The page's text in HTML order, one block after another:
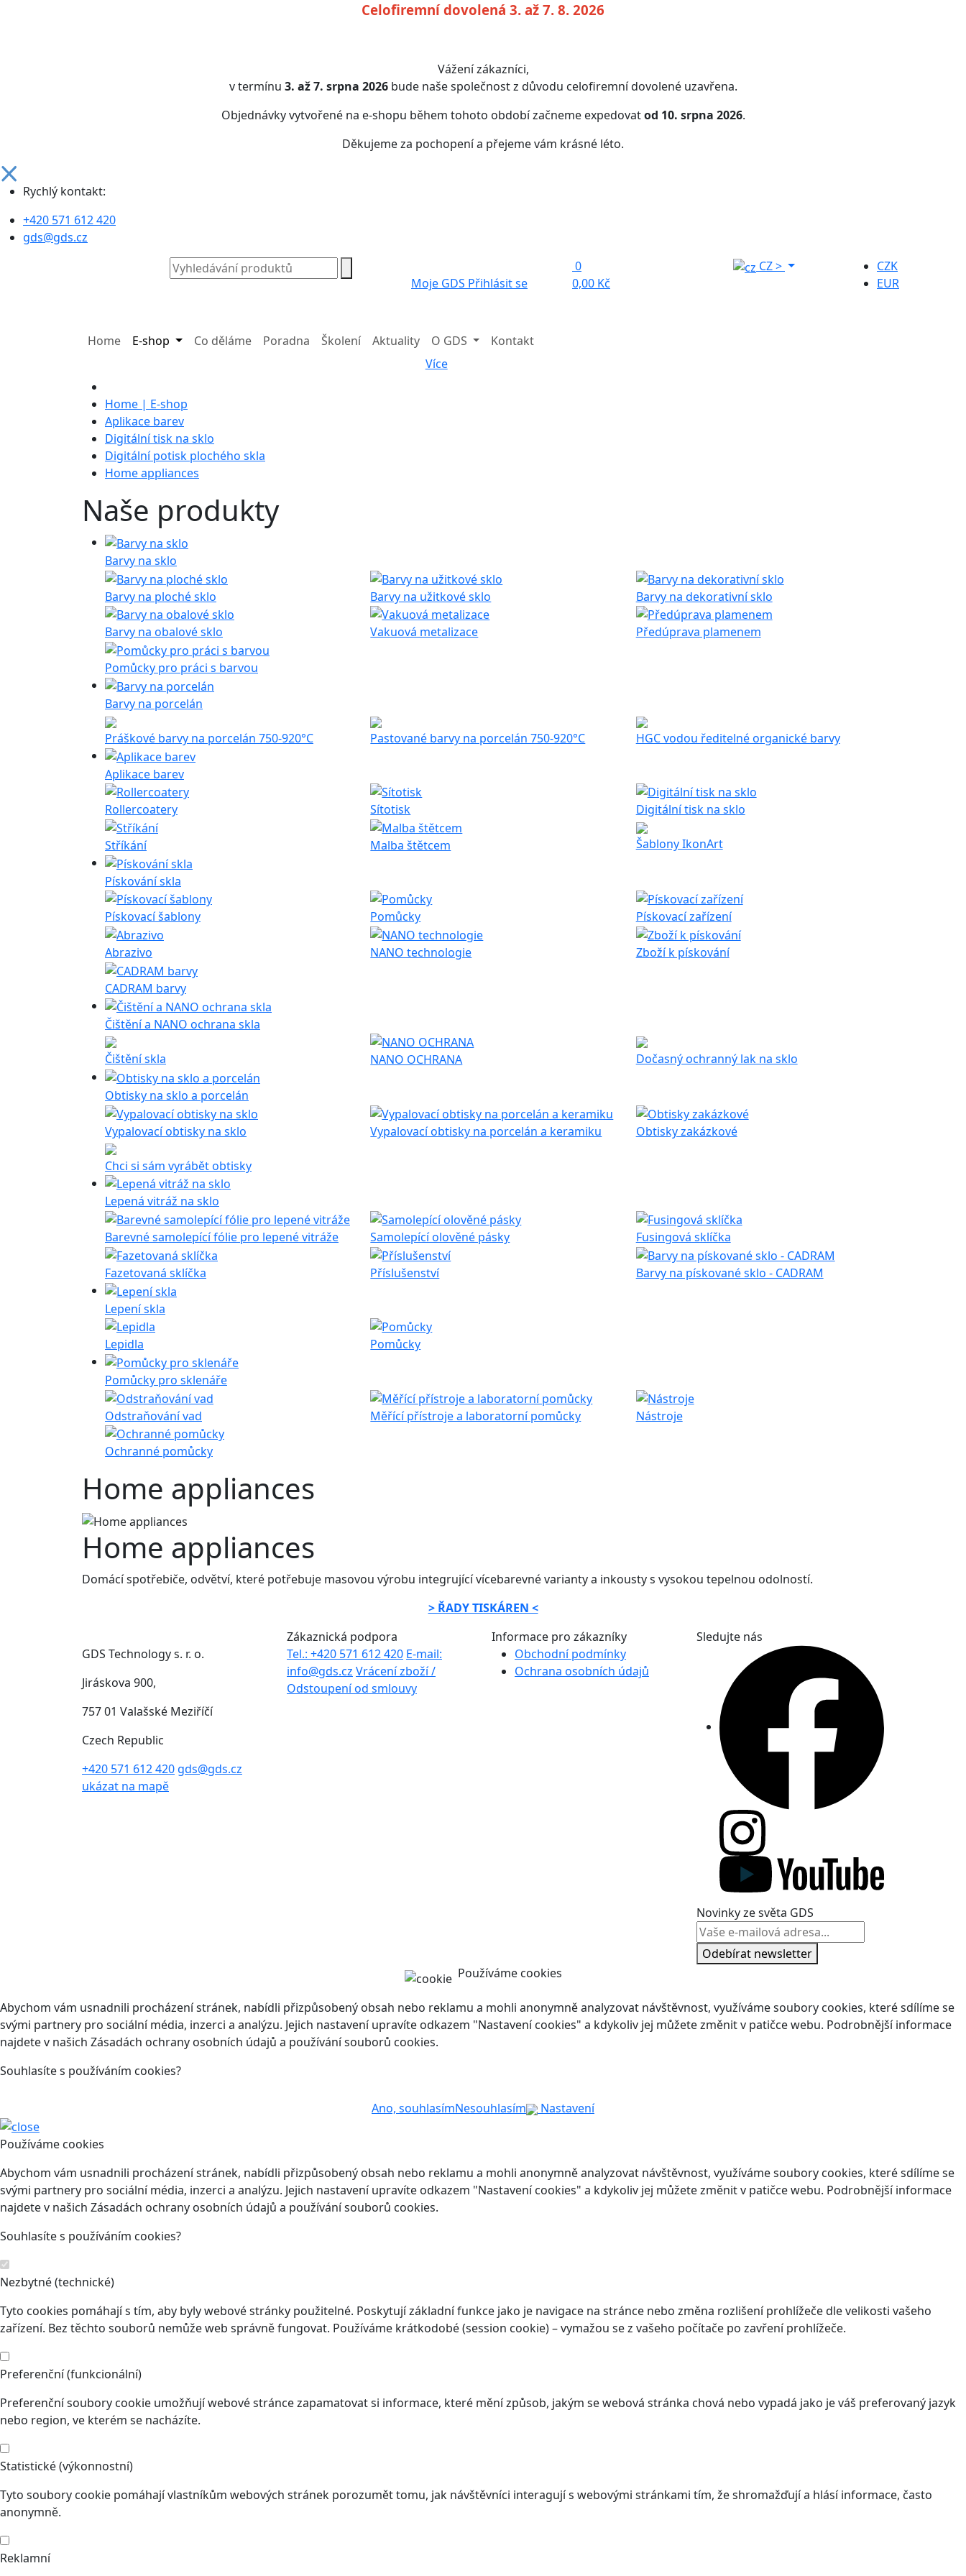
Celofiremní dovolená 3. až 7. 8. 2026
Vážení zákazníci,
v termínu 3. až 7. srpna 2026bude naše společnost z důvodu celofiremní dovolené uzavřena.
Objednávky vytvořené na e-shopu během tohoto období začneme expedovatod 10. srpna 2026.
Děkujeme za pochopení a přejeme vám krásné léto.
Rychlý kontakt:
+420 571 612 420
gds@gds.cz
Moje GDS Přihlásit se
0
0,00 Kč
CZ>
CZK
EUR
Home E-shop Co děláme Poradna Školení Aktuality
O GDS
Více
Kontakt
Home | E-shop
Aplikace barev
Digitální tisk na sklo
Digitální potisk plochého skla
Home appliances
Naše produkty
Barvy na sklo
Barvy na ploché sklo Barvy na užitkové sklo Barvy na dekorativní sklo
Barvy na obalové sklo Vakuová metalizace Předúprava plamenem
Pomůcky pro práci s barvou
Barvy na porcelán
Práškové barvy na porcelán 750-920°C Pastované barvy na porcelán 750-920°C HGC vodou ředitelné organické barvy
Aplikace barev
Rollercoatery Sítotisk Digitální tisk na sklo
Stříkání Malba štětcem Šablony IkonArt
Pískování skla
Pískovací šablony Pomůcky Pískovací zařízení
Abrazivo NANO technologie Zboží k pískování
CADRAM barvy
Čištění a NANO ochrana skla
Čištění skla NANO OCHRANA Dočasný ochranný lak na sklo
Obtisky na sklo a porcelán
Vypalovací obtisky na sklo Vypalovací obtisky na porcelán a keramiku Obtisky zakázkové
Chci si sám vyrábět obtisky
Lepená vitráž na sklo
Barevné samolepící fólie pro lepené vitráže Samolepící olověné pásky Fusingová sklíčka
Fazetovaná sklíčka Příslušenství Barvy na pískované sklo - CADRAM
Lepení skla
Lepidla Pomůcky
Pomůcky pro sklenáře
Odstraňování vad Měřící přístroje a laboratorní pomůcky Nástroje
Ochranné pomůcky
Home appliances
Home appliances
Domácí spotřebiče, odvětví, které potřebuje masovou výrobu integrující vícebarevné varianty a inkousty s vysokou tepelnou odolností.
> ŘADY TISKÁREN <
GDS Technology s. r. o.
Jiráskova 900,
757 01 Valašské Meziříčí
Czech Republic
+420 571 612 420 gds@gds.cz
ukázat na mapě
Zákaznická podpora
Tel.: +420 571 612 420 E-mail:
info@gds.cz Vrácení zboží /
Odstoupení od smlouvy
Informace pro zákazníky
Obchodní podmínky
Ochrana osobních údajů
Sledujte nás
Novinky ze světa GDS
Odebírat newsletter
Používáme cookies
Abychom vám usnadnili procházení stránek, nabídli přizpůsobený obsah nebo reklamu a mohli anonymně analyzovat návštěvnost, využíváme soubory cookies, které sdílíme se
svými partnery pro sociální média, inzerci a analýzu. Jejich nastavení upravíte odkazem "Nastavení cookies" a kdykoliv jej můžete změnit v patičce webu. Podrobnější informace
najdete v našich Zásadách ochrany osobních údajů a používání souborů cookies.
Souhlasíte s používáním cookies?
Ano, souhlasímNesouhlasím Nastavení
Používáme cookies
Abychom vám usnadnili procházení stránek, nabídli přizpůsobený obsah nebo reklamu a mohli anonymně analyzovat návštěvnost, využíváme soubory cookies, které sdílíme se
svými partnery pro sociální média, inzerci a analýzu. Jejich nastavení upravíte odkazem "Nastavení cookies" a kdykoliv jej můžete změnit v patičce webu. Podrobnější informace
najdete v našich Zásadách ochrany osobních údajů a používání souborů cookies.
Souhlasíte s používáním cookies?
Nezbytné (technické)
Tyto cookies pomáhají s tím, aby byly webové stránky použitelné. Poskytují základní funkce jako je navigace na stránce nebo změna rozlišení prohlížeče dle velikosti vašeho
zařízení. Bez těchto souborů nemůže web správně fungovat. Používáme krátkodobé (session cookie) – vymažou se z vašeho počítače po zavření prohlížeče.
Preferenční (funkcionální)
Preferenční soubory cookie umožňují webové stránce zapamatovat si informace, které mění způsob, jakým se webová stránka chová nebo vypadá jako je váš preferovaný jazyk
nebo region, ve kterém se nacházíte.
Statistické (výkonnostní)
Tyto soubory cookie pomáhají vlastníkům webových stránek porozumět tomu, jak návštěvníci interagují s webovými stránkami tím, že shromažďují a hlásí informace, často
anonymně.
Reklamní